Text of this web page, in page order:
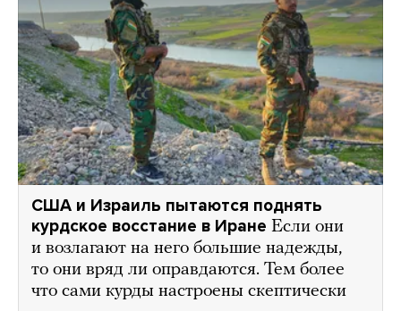
США и Израиль пытаются поднять
курдское восстание в Иране Если они
и возлагают на него большие надежды,
то они вряд ли оправдаются. Тем более
что сами курды настроены скептически